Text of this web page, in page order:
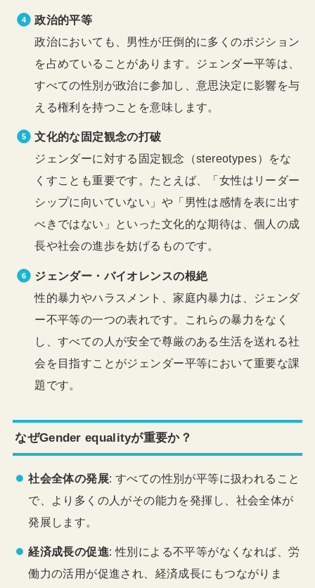
政治的平等
政治においても、男性が圧倒的に多くのポジション
を占めていることがあります。ジェンダー平等は、
すべての性別が政治に参加し、意思決定に影響を与
える権利を持つことを意味します。
文化的な固定観念の打破
ジェンダーに対する固定観念（stereotypes）をな
くすことも重要です。たとえば、「女性はリーダー
シップに向いていない」や「男性は感情を表に出す
べきではない」といった文化的な期待は、個人の成
長や社会の進歩を妨げるものです。
ジェンダー・バイオレンスの根絶
性的暴力やハラスメント、家庭内暴力は、ジェンダ
ー不平等の一つの表れです。これらの暴力をなく
し、すべての人が安全で尊厳のある生活を送れる社
会を目指すことがジェンダー平等において重要な課
題です。
なぜGender equalityが重要か？
社会全体の発展: すべての性別が平等に扱われること
で、より多くの人がその能力を発揮し、社会全体が
発展します。
経済成長の促進: 性別による不平等がなくなれば、労
働力の活用が促進され、経済成長にもつながりま